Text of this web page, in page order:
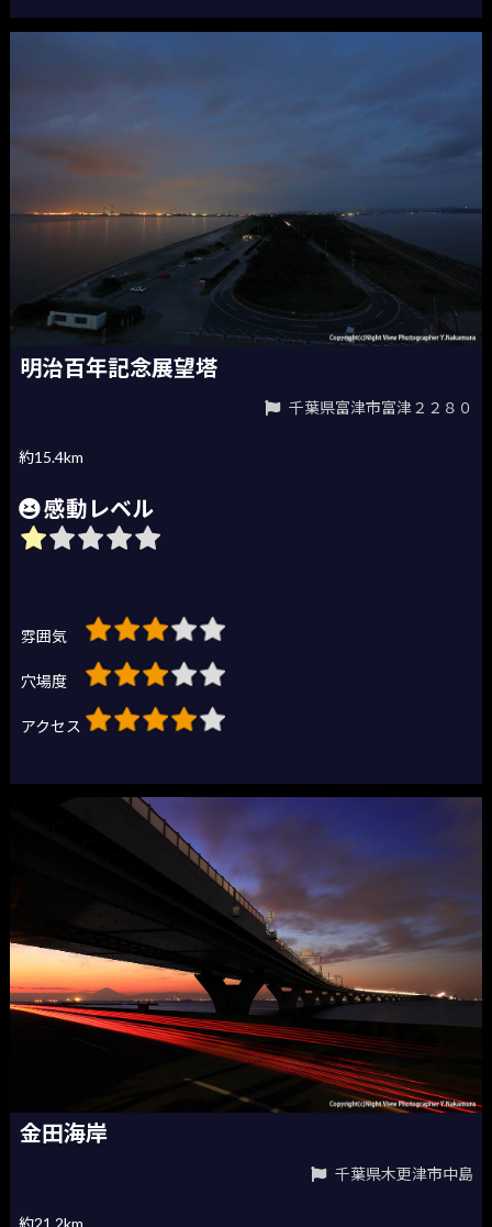
明治百年記念展望塔
千葉県富津市富津２２８０
約15.4km
感動レベル
雰囲気
穴場度
アクセス
金田海岸
千葉県木更津市中島